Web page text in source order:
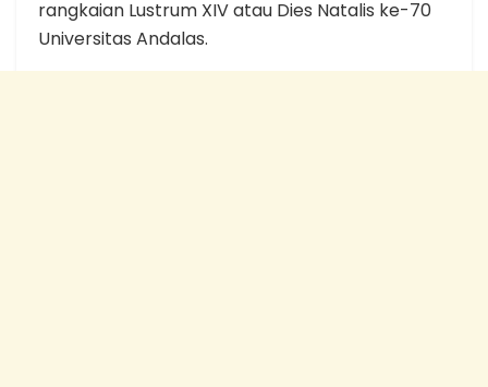
rangkaian Lustrum XIV atau Dies Natalis ke-70
Universitas Andalas.